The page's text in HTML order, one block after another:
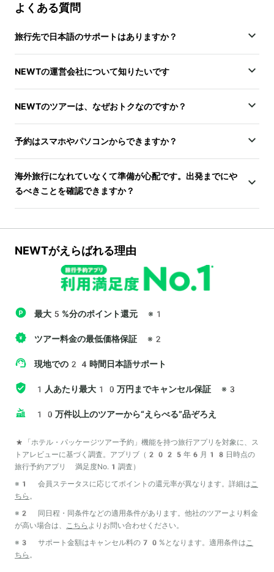
よくある質問
旅行先で日本語のサポートはありますか？
NEWTの運営会社について知りたいです
NEWTのツアーは、なぜおトクなのですか？
予約はスマホやパソコンからできますか？
海外旅行になれていなくて準備が心配です。出発までにや
るべきことを確認できますか？
NEWTがえらばれる理由
最大5%分のポイント還元 ※1
ツアー料金の最低価格保証 ※2
現地での24時間日本語サポート
1人あたり最大10万円までキャンセル保証 ※3
10万件以上のツアーから“えらべる”品ぞろえ
*「ホテル・パッケージツアー予約」機能を持つ旅行アプリを対象に、ス
トアレビューに基づく調査。アプリブ（2025年6月18日時点の
旅行予約アプリ 満足度No.1調査）
※1 会員ステータスに応じてポイントの還元率が異なります。詳細はこ
ちら 。
※2 同日程・同条件などの適用条件があります。他社のツアーより料金
が高い場合は、 こちら よりお問い合わせください。
※3 サポート金額はキャンセル料の70%となります。適用条件はこ
ちら 。